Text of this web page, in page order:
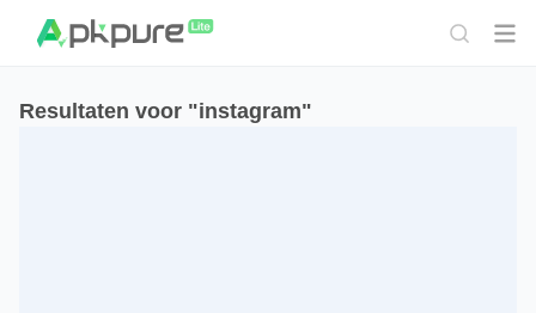
Resultaten voor "instagram"